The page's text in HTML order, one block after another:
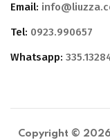
Email:
Tel: 0923.990657
Whatsapp:
Copyright © 2026